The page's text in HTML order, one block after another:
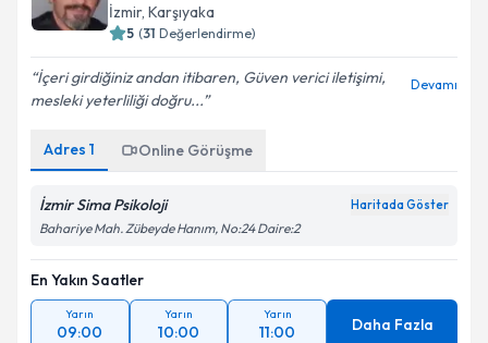
İzmir, Karşıyaka
5 (31 Değerlendirme)
İçeri girdiğiniz andan itibaren, Güven verici iletişimi,
mesleki yeterliliği doğru...
Devamı
Adres 1 Online Görüşme
İzmir Sima Psikoloji Haritada Göster
Bahariye Mah. Zübeyde Hanım, No:24 Daire:2
En Yakın Saatler
Yarın
09:00
Yarın
10:00
Yarın
11:00 Daha Fazla